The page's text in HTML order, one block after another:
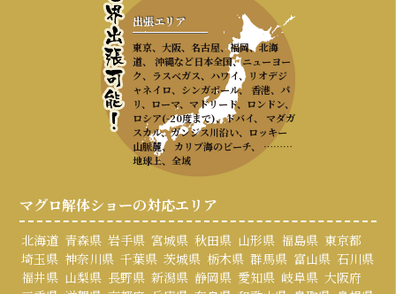
出張エリア
東京、大阪、名古屋、福岡、北海
道、 沖縄など日本全国、ニューヨー
ク、ラスベガス、ハワイ、リオデジ
ャネイロ、シンガポール、 香港、パ
リ、ローマ、マドリード、ロンドン、
ロシア(-20度まで)、ドバイ、 マダガ
スカル、ガンジス川沿い、ロッキー
山脈麓、 カリブ海のビーチ、 ………
地球上、全域
マグロ解体ショーの対応エリア
北海道 青森県 岩手県 宮城県 秋田県 山形県 福島県 東京都
埼玉県 神奈川県 千葉県 茨城県 栃木県 群馬県 富山県 石川県
福井県 山梨県 長野県 新潟県 静岡県 愛知県 岐阜県 大阪府